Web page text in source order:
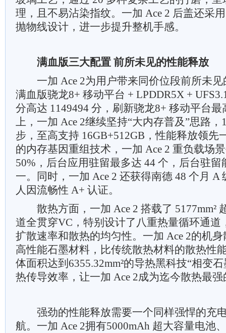
理，且不易沾染指纹。一加 Ace 2 后盖还采
抛物线设计，进一步提升整机手感。
满血版三大配置 前所未见的性能释放
一加 Ace 2为用户带来同价位段前所未见
满血版骁龙8+ 移动平台 + LPDDR5X +
分高达 1149494 分，刷新骁龙8+ 移动平台
上，一加 Ace 2继续坚持“大内存普及”思路，
步，至高支持 16GB+512GB，性能释放领先
的内存基因重组技术，一加 Ace 2 重负载场
50%，后台应用驻留最多达 44 个，后台驻
一。同时，一加 Ace 2 还获得南德 48 个月 A
人因流畅性 A+ 认证。
散热方面，一加 Ace 2 搭载了 5177mm²
道全贯穿VC，特别设计了八重热量循环通道
扩散速率和散热的均匀性。一加 Ace 2的机
高性能石墨材料，比传统散热材料的散热性
体面积达到6355.32mm²的导热黑科技“相变
热传导效率，让一加 Ace 2成为迄今散热最
强劲的性能释放需要一个同样强悍的充
航。一加 Ace 2拥有5000mAh 超大容量电池